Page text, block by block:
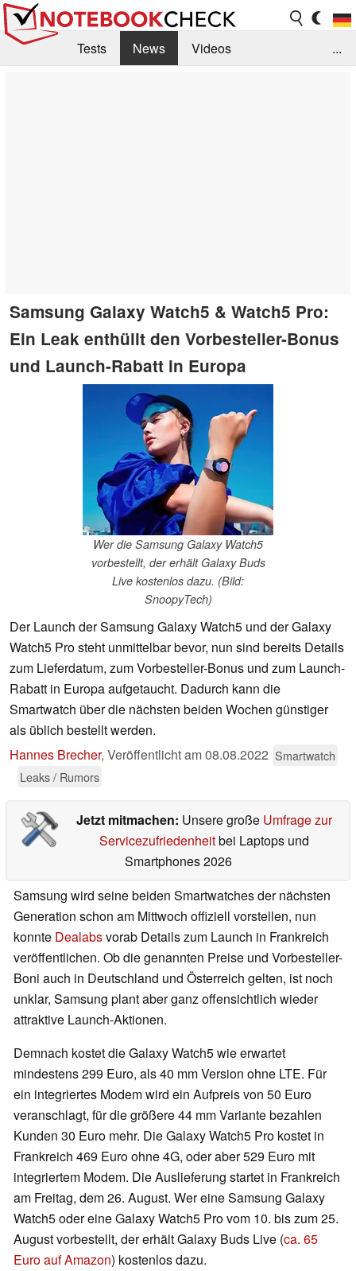
Tests News
Videos
...
Samsung Galaxy Watch5 & Watch5 Pro:
Ein Leak enthüllt den Vorbesteller-Bonus
und Launch-Rabatt in Europa
Wer die Samsung Galaxy Watch5
vorbestellt, der erhält Galaxy Buds
Live kostenlos dazu. (Bild:
SnoopyTech)
Der Launch der Samsung Galaxy Watch5 und der Galaxy
Watch5 Pro steht unmittelbar bevor, nun sind bereits Details
zum Lieferdatum, zum Vorbesteller-Bonus und zum Launch-
Rabatt in Europa aufgetaucht. Dadurch kann die
Smartwatch über die nächsten beiden Wochen günstiger
als üblich bestellt werden.
Hannes Brecher, Veröffentlicht am08.08.2022 Smartwatch
Leaks / Rumors
Jetzt mitmachen: Unsere große Umfrage zur
Servicezufriedenheitbei Laptops und
Smartphones 2026
Samsung wird seine beiden Smartwatches der nächsten
Generation schon am Mittwoch offiziell vorstellen, nun
konnte Dealabsvorab Details zum Launch in Frankreich
veröffentlichen. Ob die genannten Preise und Vorbesteller-
Boni auch in Deutschland und Österreich gelten, ist noch
unklar, Samsung plant aber ganz offensichtlich wieder
attraktive Launch-Aktionen.
Demnach kostet die Galaxy Watch5 wie erwartet
mindestens 299 Euro, als 40 mm Version ohne LTE. Für
ein integriertes Modem wird ein Aufpreis von 50 Euro
veranschlagt, für die größere 44 mm Variante bezahlen
Kunden 30 Euro mehr. Die Galaxy Watch5 Pro kostet in
Frankreich 469 Euro ohne 4G, oder aber 529 Euro mit
integriertem Modem. Die Auslieferung startet in Frankreich
am Freitag, dem 26. August. Wer eine Samsung Galaxy
Watch5 oder eine Galaxy Watch5 Pro vom 10. bis zum 25.
August vorbestellt, der erhält Galaxy Buds Live (ca. 65
Euro auf Amazon) kostenlos dazu.